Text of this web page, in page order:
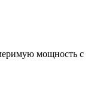
мощность с